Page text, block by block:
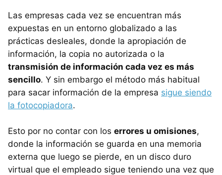
Las empresas cada vez se encuentran más
expuestas en un entorno globalizado a las
prácticas desleales, donde la apropiación de
información, la copia no autorizada o la
transmisión de información cada vez es más
sencillo. Y sin embargo el método más habitual
para sacar información de la empresa sigue siendo
la fotocopiadora.
Esto por no contar con los errores u omisiones,
donde la información se guarda en una memoria
externa que luego se pierde, en un disco duro
virtual que el empleado sigue teniendo una vez que